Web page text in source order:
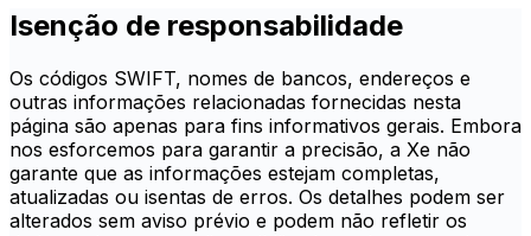
Isenção de responsabilidade
Os códigos SWIFT, nomes de bancos, endereços e
outras informações relacionadas fornecidas nesta
página são apenas para fins informativos gerais. Embora
nos esforcemos para garantir a precisão, a Xe não
garante que as informações estejam completas,
atualizadas ou isentas de erros. Os detalhes podem ser
alterados sem aviso prévio e podem não refletir os